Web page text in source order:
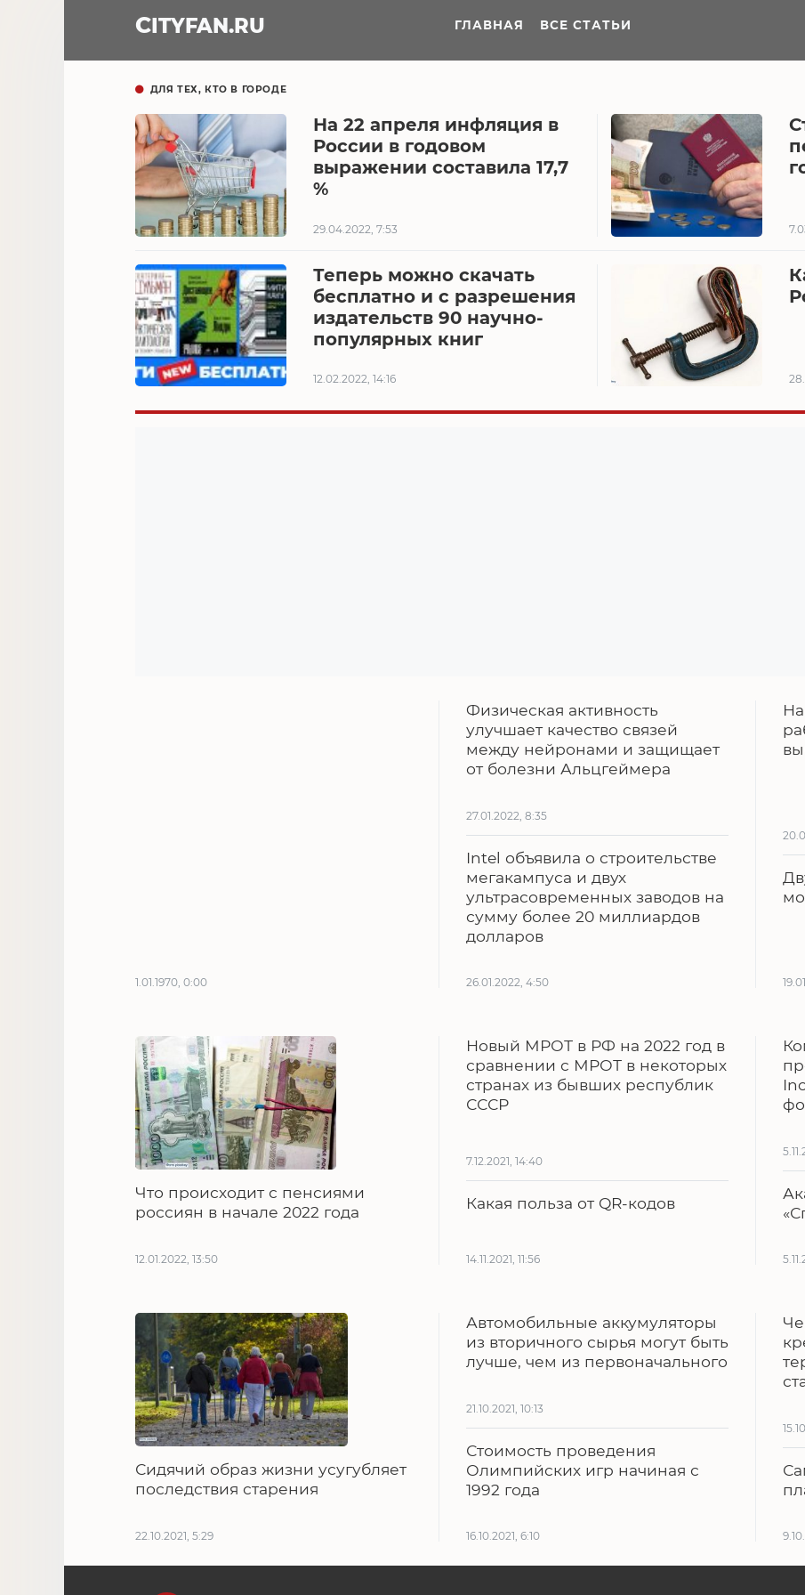
CITYFAN.RU ГЛАВНАЯ ВСЕ СТАТЬИ
ДЛЯ ТЕХ, КТО В ГОРОДЕ
На 22 апреля инфляция в
России в годовом
выражении составила 17,7
%
29.04.2022, 7:53
Теперь можно скачать
бесплатно и с разрешения
издательств 90 научно-
популярных книг
12.02.2022, 14:16
1.01.1970, 0:00
Физическая активность
улучшает качество связей
между нейронами и защищает
от болезни Альцгеймера
27.01.2022, 8:35
Intel объявила о строительстве
мегакампуса и двух
ультрасовременных заводов на
сумму более 20 миллиардов
долларов
26.01.2022, 4:50
Что происходит с пенсиями
россиян в начале 2022 года
12.01.2022, 13:50
Новый МРОТ в РФ на 2022 год в
сравнении с МРОТ в некоторых
странах из бывших республик
СССР
7.12.2021, 14:40
Какая польза от QR-кодов
14.11.2021, 11:56
Сидячий образ жизни усугубляет
последствия старения
22.10.2021, 5:29
Автомобильные аккумуляторы
из вторичного сырья могут быть
лучше, чем из первоначального
21.10.2021, 10:13
Стоимость проведения
Олимпийских игр начиная с
1992 года
16.10.2021, 6:10